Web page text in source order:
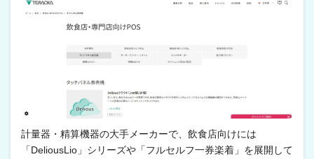
計量器・精算機器の大手メーカーで、飲食店向けには
「DeliousLio」シリーズや「フルセルフ一券楽着」を展開して